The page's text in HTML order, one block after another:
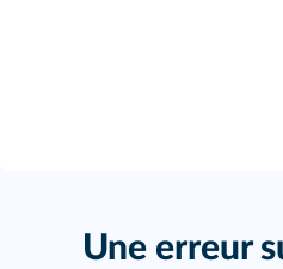
Une erreur